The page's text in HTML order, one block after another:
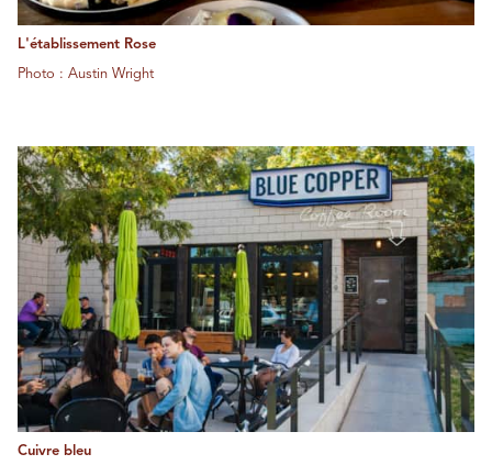
L'établissement Rose
Photo : Austin Wright
Cuivre bleu